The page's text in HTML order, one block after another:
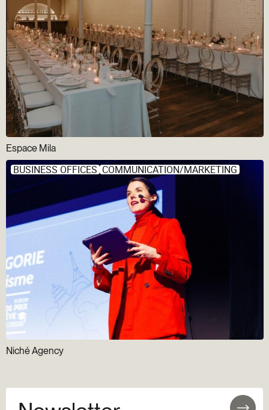
Espace Mila
BUSINESS OFFICES COMMUNICATION/MARKETING
Niché Agency